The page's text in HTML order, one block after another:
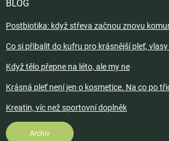
BLOG
Postbiotika: když střeva začnou znovu
Co si přibalit do kufru pro krásnější pleť,
Když tělo přepne na léto, ale my ne
Krásná pleť není jen o kosmetice. Na co po
Kreatin, víc než sportovní doplněk
Archiv